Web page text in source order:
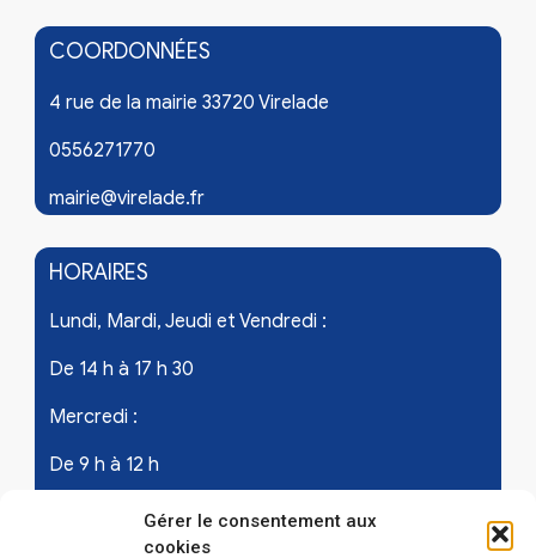
Gérer le consentement aux
cookies
COORDONNÉES
4 rue de la mairie 33720 Virelade
0556271770
mairie@virelade.fr
HORAIRES
Lundi, Mardi, Jeudi et Vendredi :
De 14 h à 17 h 30
Mercredi :
De 9 h à 12 h
Samedi - les 1er et 3ème de chaque mois :